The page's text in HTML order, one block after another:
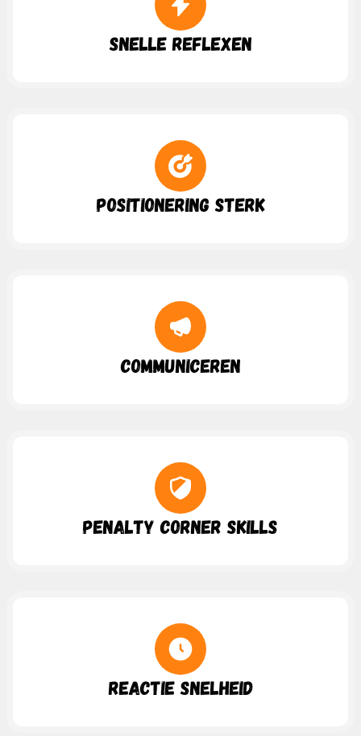
Snelle Reflexen
Positionering Sterk
Communiceren
Penalty Corner Skills
Reactie Snelheid